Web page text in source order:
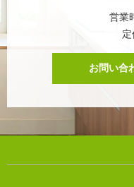
営業
お問い合